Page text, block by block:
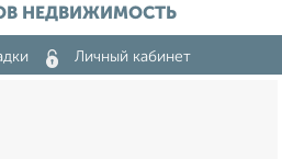
НЕДВИЖИМОСТЬ
Личный кабинет